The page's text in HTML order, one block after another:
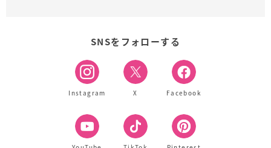
SNSをフォローする
Instagram X Facebook